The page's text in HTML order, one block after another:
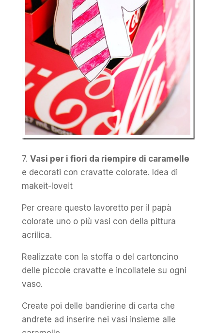
7. Vasi per i fiori da riempire di caramelle
e decorati con cravatte colorate. Idea di
makeit-loveit
Per creare questo lavoretto per il papà
colorate uno o più vasi con della pittura
acrilica.
Realizzate con la stoffa o del cartoncino
delle piccole cravatte e incollatele su ogni
vaso.
Create poi delle bandierine di carta che
andrete ad inserire nei vasi insieme alle